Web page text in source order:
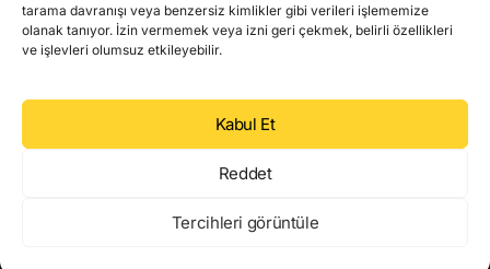
tarama davranışı veya benzersiz kimlikler gibi verileri işlememize
olanak tanıyor. İzin vermemek veya izni geri çekmek, belirli özellikleri
ve işlevleri olumsuz etkileyebilir.
Kabul Et
Reddet
Tercihleri görüntüle
RWA Coinleri
DeFi Coinleri
DePIN Coinleri
Metaverse Coinleri
Web 3.0 Coinleri
Coin Türevleri